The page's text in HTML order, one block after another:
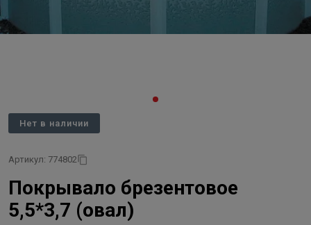
Нет в наличии
Артикул: 774802
Покрывало брезентовое
5,5*3,7 (овал)